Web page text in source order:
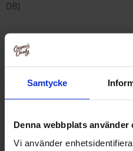
Samtycke
Denna webbplats använder
Vi använder
08)